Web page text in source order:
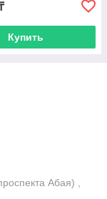
Купить
Абая) ,